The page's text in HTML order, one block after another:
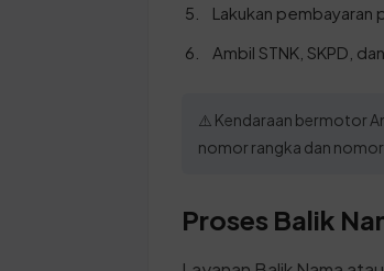
Lakukan pembayaran
Ambil STNK, SKPD,
⚠️ Kendaraan bermotor
nomor rangka dan
Proses Balik